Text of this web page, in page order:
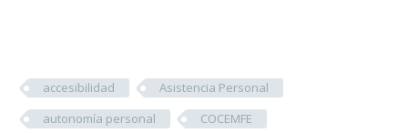
accesibilidad
Asistencia Personal
autonomía personal
COCEMFE